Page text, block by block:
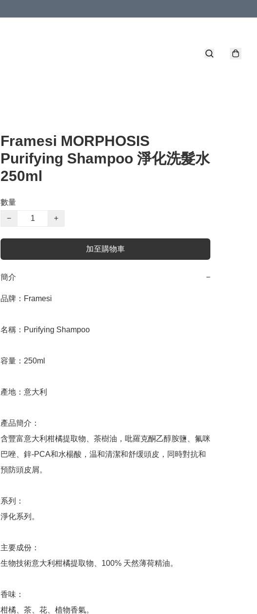
Framesi MORPHOSIS
Purifying Shampoo 淨化洗髮水
250ml
數量
−
+
加至購物車
簡介 −
品牌：Framesi
名稱：Purifying Shampoo
容量：250ml
產地：意大利
產品簡介：
含豐富意大利柑橘提取物、茶樹油，吡羅克酮乙醇胺鹽、氟咪
巴唑、鋅-PCA和水楊酸，温和清潔和舒缓頭皮，同時對抗和
預防頭皮屑。
系列：
淨化系列。
主要成份：
生物技術意大利柑橘提取物、100% 天然薄荷精油。
香味：
柑橘、茶、花、植物香氣。